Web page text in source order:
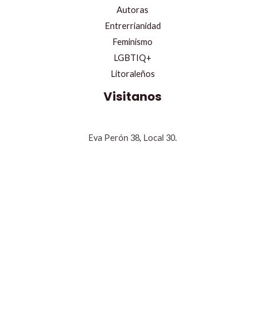
Autoras
Entrerrianidad
Feminismo
LGBTIQ+
Litoraleños
Visitanos
Eva Perón 38, Local 30.